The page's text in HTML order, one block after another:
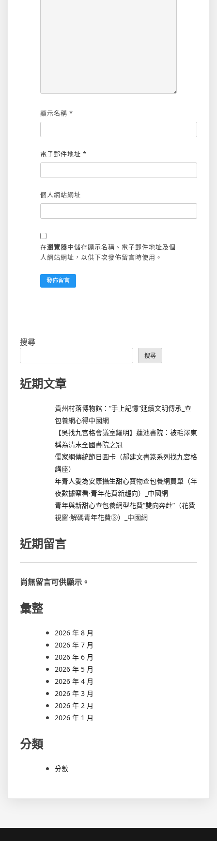
顯示名稱 *
電子郵件地址 *
個人網站網址
在瀏覽器中儲存顯示名稱、電子郵件地址及個
人網站網址，以供下次發佈留言時使用。
搜尋
搜尋
近期文章
貴州村落博物館：“手上記憶”延續文明傳承_查
包養網心得中國網
【吳找九宮格會議室耀明】蓮池書院：被毛澤東
稱為清末全國書院之冠
儒家網傳統節日圖卡（郝建文書篆系列找九宮格
講座）
年青人愛為安康攝生甜心寶物查包養網買單（年
夜數據察看·青年花費新趨向）_中國網
青年與新甜心查包養網型花費“雙向奔赴”（花費
視窗·解碼青年花費③）_中國網
近期留言
尚無留言可供顯示。
彙整
2026 年 8 月
2026 年 7 月
2026 年 6 月
2026 年 5 月
2026 年 4 月
2026 年 3 月
2026 年 2 月
2026 年 1 月
分類
分數